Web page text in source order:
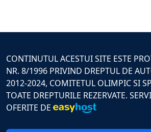
CONTINUTUL ACESTUI SITE ESTE
NR. 8/1996 PRIVIND DREPTUL DE
2012-2024, COMITETUL OLIMPIC SI
TOATE DREPTURILE REZERVATE.
OFERITE DE